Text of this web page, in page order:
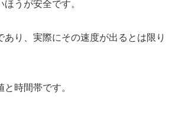
うが安全です。
あり、実際にその速度が出るとは限り
時間帯です。